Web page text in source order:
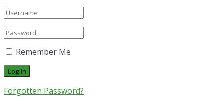
Remember Me
Forgotten Password?